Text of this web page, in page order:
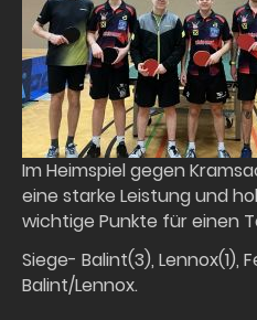
Im Heimspiel gegen
eine starke Leistung und
wichtige Punkte für einen
Siege- Balint(3), Lennox(1),
Balint/Lennox.